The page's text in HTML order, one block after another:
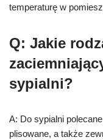
temperaturę w
Q: Jakie
sypialni?
A: Do sypialni
plisowane, a także